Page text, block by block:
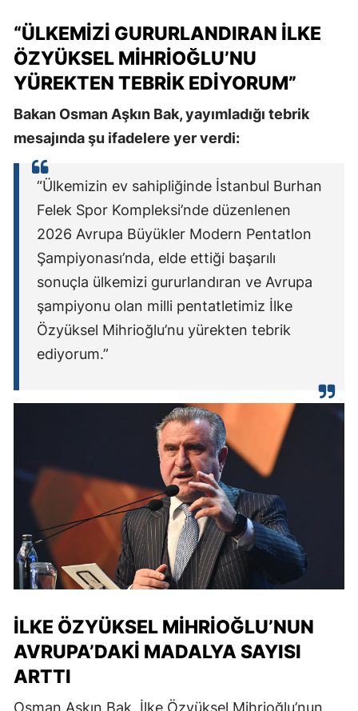
“ÜLKEMİZİ GURURLANDIRAN İLKE
ÖZYÜKSEL MİHRİOĞLU’NU
YÜREKTEN TEBRİK EDİYORUM”
Bakan Osman Aşkın Bak, yayımladığı tebrik
mesajında şu ifadelere yer verdi:
“Ülkemizin ev sahipliğinde İstanbul Burhan
Felek Spor Kompleksi’nde düzenlenen
2026 Avrupa Büyükler Modern Pentatlon
Şampiyonası’nda, elde ettiği başarılı
sonuçla ülkemizi gururlandıran ve Avrupa
şampiyonu olan milli pentatletimiz İlke
Özyüksel Mihrioğlu’nu yürekten tebrik
ediyorum.”
İLKE ÖZYÜKSEL MİHRİOĞLU’NUN
AVRUPA’DAKİ MADALYA SAYISI
ARTTI
Osman Aşkın Bak, İlke Özyüksel Mihrioğlu’nun